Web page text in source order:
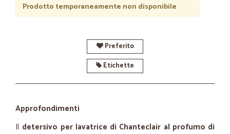
Prodotto temporaneamente non disponibile
Preferito
Etichette
Approfondimenti
Il detersivo per lavatrice di Chanteclair al profumo di